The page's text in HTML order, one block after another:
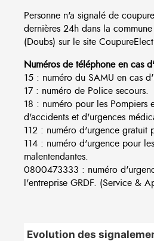
Personne n'a signalé de
dernières 24h dans la
(Doubs) sur le site
Numéros de téléphone en cas
15 : numéro du SAMU en cas
17 : numéro de Police secours.
18 : numéro pour les Pompiers
d'accidents et d'urgences
112 : numéro d'urgence gratuit
114 : numéro d'urgence pour
malentendantes.
0800473333 : numéro
l'entreprise GRDF. (Service &
Evolution des